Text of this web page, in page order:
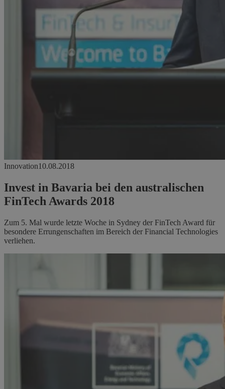
Innovation10.08.2018
Invest in Bavaria bei den australischen
FinTech Awards 2018
Zum 5. Mal wurde letzte Woche in Sydney der FinTech Award für
besondere Errungenschaften im Bereich der Financial Technologies
verliehen.